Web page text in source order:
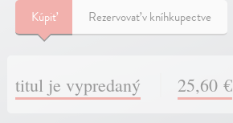
Kúpiť Rezervovať v kníhkupectve
titul je vypredaný 25,60 €